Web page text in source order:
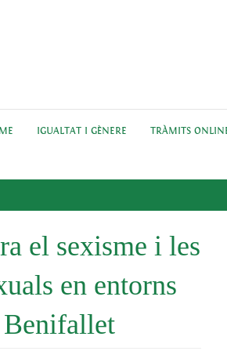
IGUALTAT I GÈNERE TRÀMITS
el sexisme i les
en entorns